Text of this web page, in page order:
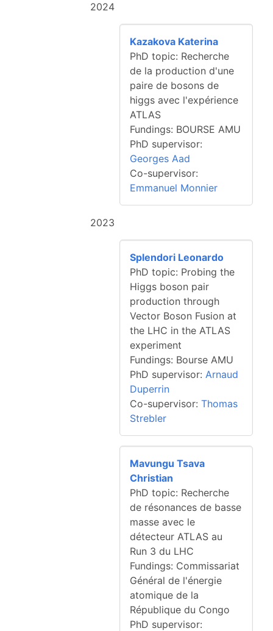
2024
Kazakova Katerina
PhD topic: Recherche
de la production d'une
paire de bosons de
higgs avec l'expérience
ATLAS
Fundings: BOURSE AMU
PhD supervisor:
Georges Aad
Co-supervisor:
Emmanuel Monnier
2023
Splendori Leonardo
PhD topic: Probing the
Higgs boson pair
production through
Vector Boson Fusion at
the LHC in the ATLAS
experiment
Fundings: Bourse AMU
PhD supervisor:Arnaud
Duperrin
Co-supervisor:Thomas
Strebler
Mavungu Tsava
Christian
PhD topic: Recherche
de résonances de basse
masse avec le
détecteur ATLAS au
Run 3 du LHC
Fundings: Commissariat
Général de l'énergie
atomique de la
République du Congo
PhD supervisor: